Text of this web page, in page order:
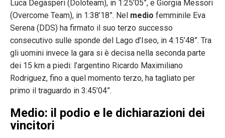
Luca Degasperi (Doloteam), in 1:25’05”, e Giorgia Messori
(Overcome Team), in 1:38’18”. Nel medio femminile Eva
Serena (DDS) ha firmato il suo terzo successo
consecutivo sulle sponde del Lago d’Iseo, in 4:15’48”. Tra
gli uomini invece la gara si è decisa nella seconda parte
dei 15 km a piedi: l’argentino Ricardo Maximiliano
Rodriguez, fino a quel momento terzo, ha tagliato per
primo il traguardo in 3:45’04”.
Medio: il podio e le dichiarazioni dei
vincitori